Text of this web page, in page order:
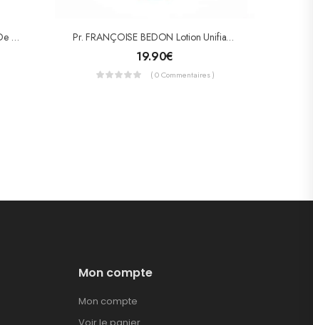
Vatika Dermoviva Savon A L’huile De Olive 115g Pr. FRANÇOISE BEDON Lotion Unifiante Purifiante 200ml
19.90€
( 0 Commentaires )
Mon compte
Mon compte